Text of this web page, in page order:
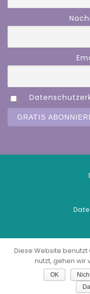
Diese Website
nutzt, gehen wir
OK